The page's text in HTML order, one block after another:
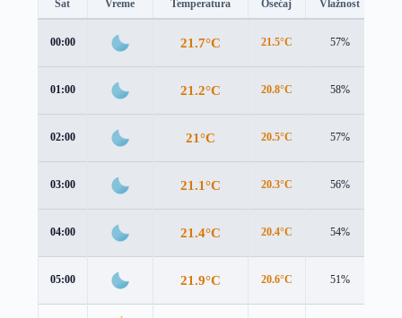
Sat Vreme Temperatura Osećaj Vlažnost
00:00 21.7°C 21.5°C 57%
01:00 21.2°C 20.8°C 58%
02:00 21°C 20.5°C 57%
03:00 21.1°C 20.3°C 56%
04:00 21.4°C 20.4°C 54%
05:00 21.9°C 20.6°C 51%